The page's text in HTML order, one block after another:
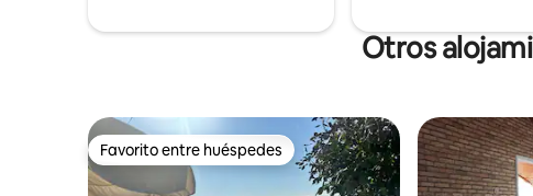
Otros
Favorito entre huéspedes
Favorito entre huéspedes